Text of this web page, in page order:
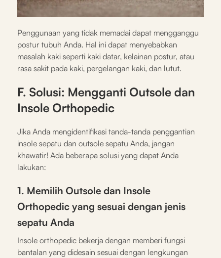
Penggunaan yang tidak memadai dapat mengganggu
postur tubuh Anda. Hal ini dapat menyebabkan
masalah kaki seperti kaki datar, kelainan postur, atau
rasa sakit pada kaki, pergelangan kaki, dan lutut.
F. Solusi: Mengganti Outsole dan
Insole Orthopedic
Jika Anda mengidentifikasi tanda-tanda penggantian
insole sepatu dan outsole sepatu Anda, jangan
khawatir! Ada beberapa solusi yang dapat Anda
lakukan:
1. Memilih Outsole dan Insole
Orthopedic yang sesuai dengan jenis
sepatu Anda
Insole orthopedic bekerja dengan memberi fungsi
bantalan yang didesain sesuai dengan lengkungan